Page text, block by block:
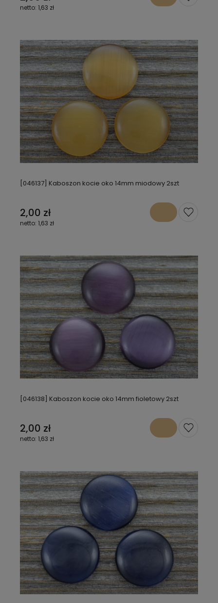
1,63 zł
[046137] Kaboszon kocie oko 14mm miodowy 2szt
2,00 zł
1,63 zł
[046138] Kaboszon kocie oko 14mm fioletowy 2szt
2,00 zł
1,63 zł